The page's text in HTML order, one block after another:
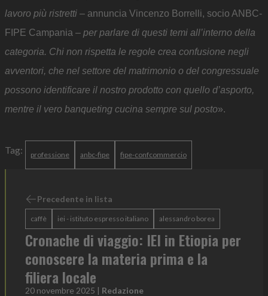
lavoro più ristretti – annuncia Vincenzo Borrelli, socio ANBC-
FIPE Campania – per parlare di questi temi all’interno della
categoria. Chi non rispetta le regole crea confusione negli
avventori, che nel settore del matrimonio o del congressuale
possono identificare il nostro prodotto con quello d’asporto,
mentre il vero banqueting cucina sempre sul posto».
Tag: professione anbc-fipe fipe-confcommercio
Precedente in lista
caffè iei - istituto espresso italiano alessandro borea
Cronache di viaggio: IEI in Etiopia per
conoscere la materia prima e la
filiera locale
20 novembre 2025 | Redazione